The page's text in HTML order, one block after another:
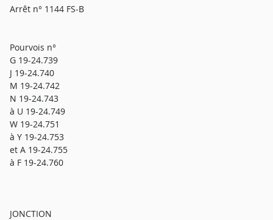
Arrêt n° 1144 FS-B
Pourvois n°
G 19-24.739
J 19-24.740
M 19-24.742
N 19-24.743
à U 19-24.749
W 19-24.751
à Y 19-24.753
et A 19-24.755
à F 19-24.760
JONCTION